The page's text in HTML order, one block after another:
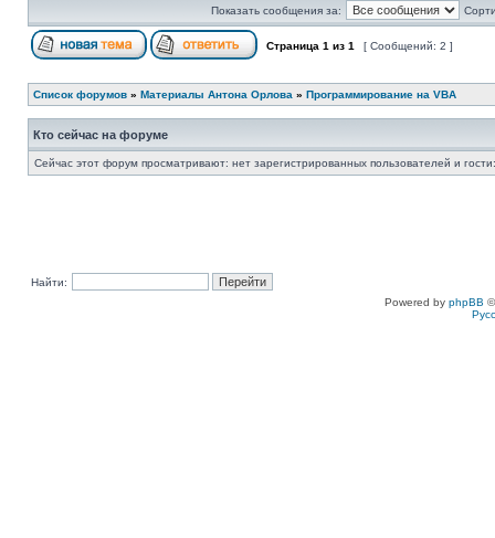
Показать сообщения за:
Страница 1 из 1 [ Сообщений: 2 ]
Список форумов » Материалы Антона Орлова » Программирование на VBA
Кто сейчас на форуме
Сейчас этот форум просматривают: нет зарегистрированных пользователей и
Найти:
Powered by phpBB